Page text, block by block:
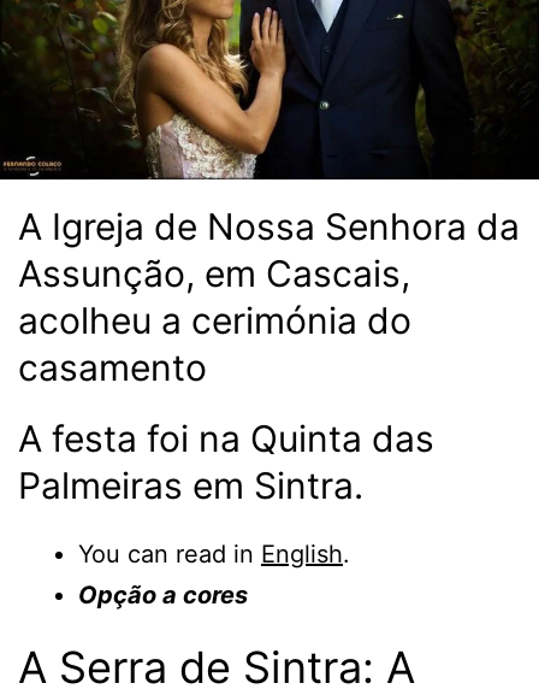
A Igreja de Nossa Senhora da
Assunção, em Cascais,
acolheu a cerimónia do
casamento
A festa foi na Quinta das
Palmeiras em Sintra.
You can read in English.
Opção a cores
A Serra de Sintra: A